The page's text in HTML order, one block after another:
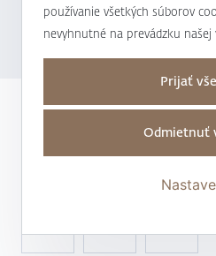
môžu zlepšiť dostupnosť
ľudí
Zdieľať na
používanie všetkých súborov
nevyhnutné na prevádzku našej
Prijať
Odmietnuť